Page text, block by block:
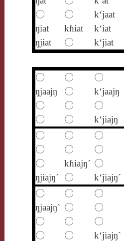
〇
〇 k‘jaat
ŋiat
kɦiat k‘iat
ŋjiat
〇 k‘jiat
〇 〇 〇
ŋjaajŋ
〇 k‘jaajŋ
〇
〇 〇
〇
〇 k‘jiajŋ
〇
〇 〇
〇
〇 〇
〇
kɦiajŋ´ 〇
ŋjiajŋ´
〇 k‘jiajŋ´
〇
〇 〇
ŋjaajŋ` 〇 〇
〇
〇 〇
〇
〇 k‘jiajŋ`